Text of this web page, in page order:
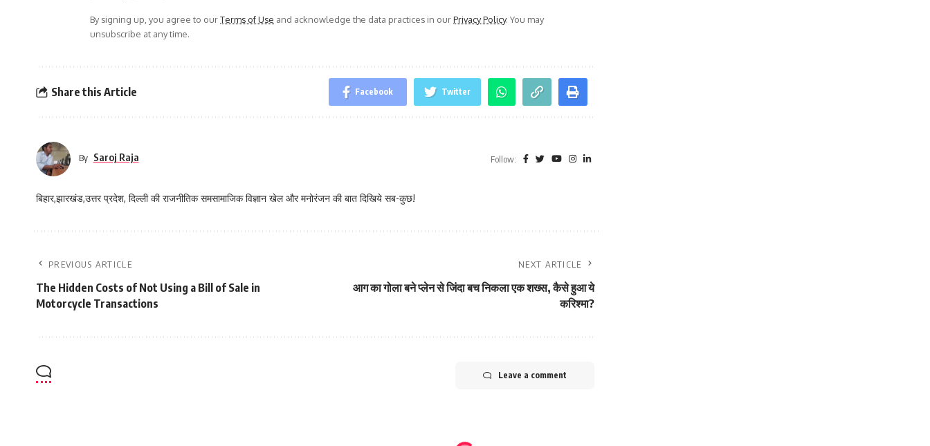
By signing up, you agree to ourTerms of Use and acknowledge the data practices in ourPrivacy Policy. You may
unsubscribe at any time.
Share this Article Facebook Twitter
By Saroj Raja Follow:
बिहार,झारखंड,उत्तर प्रदेश, दिल्ली की राजनीतिक समसामाजिक विज्ञान खेल और मनोरंजन की बात दिखिये सब-कुछ!
PREVIOUS ARTICLE
The Hidden Costs of Not Using a Bill of Sale in
Motorcycle Transactions
NEXT ARTICLE
आग का गोला बने प्लेन से जिंदा बच निकला एक शख्स, कैसे हुआ ये
करिश्मा?
Leave a comment